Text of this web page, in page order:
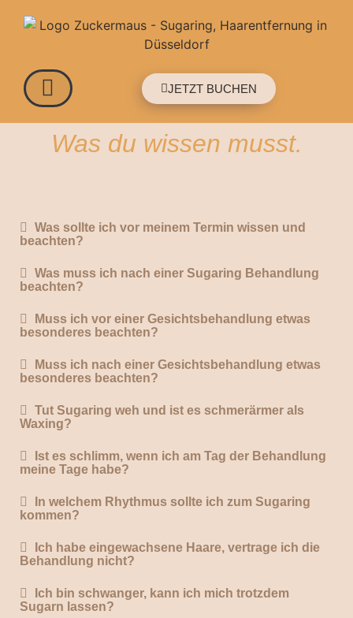
JETZT BUCHEN
Was du wissen musst.
Was sollte ich vor meinem Termin wissen und
beachten?
Was muss ich nach einer Sugaring Behandlung
beachten?
Muss ich vor einer Gesichtsbehandlung etwas
besonderes beachten?
Muss ich nach einer Gesichtsbehandlung etwas
besonderes beachten?
Tut Sugaring weh und ist es schmerärmer als
Waxing?
Ist es schlimm, wenn ich am Tag der Behandlung
meine Tage habe?
In welchem Rhythmus sollte ich zum Sugaring
kommen?
Ich habe eingewachsene Haare, vertrage ich die
Behandlung nicht?
Ich bin schwanger, kann ich mich trotzdem
Sugarn lassen?